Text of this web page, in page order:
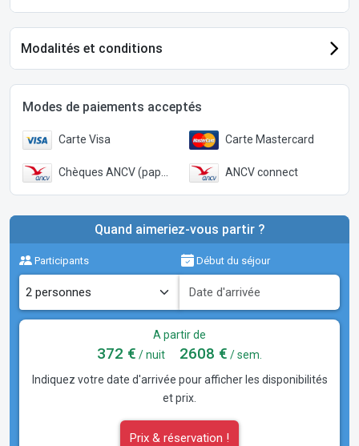
Modalités et conditions
Modes de paiements acceptés
Carte Visa Carte Mastercard
Chèques ANCV (papier) ANCV connect
Quand aimeriez-vous partir ?
Participants Début du séjour
A partir de
372 € / nuit 2608 € / sem.
Indiquez votre date d'arrivée pour afficher les disponibilités
et prix.
Prix & réservation !